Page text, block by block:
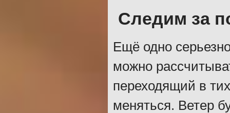
Следим за
Ещё одно
можно
переходящий в
меняться. Ветер